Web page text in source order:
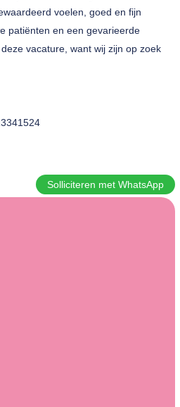
voelen, goed en fijn
patiënten en een gevarieerde
vacature, want wij zijn op zoek
Solliciteren met WhatsApp